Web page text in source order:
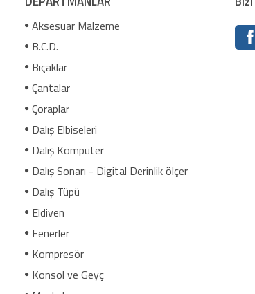
Aksesuar Malzeme
B.C.D.
Bıçaklar
Çantalar
Çoraplar
Dalış Elbiseleri
Dalış Komputer
Dalış Sonarı - Digital Derinlik ölçer
Dalış Tüpü
Eldiven
Fenerler
Kompresör
Konsol ve Geyç